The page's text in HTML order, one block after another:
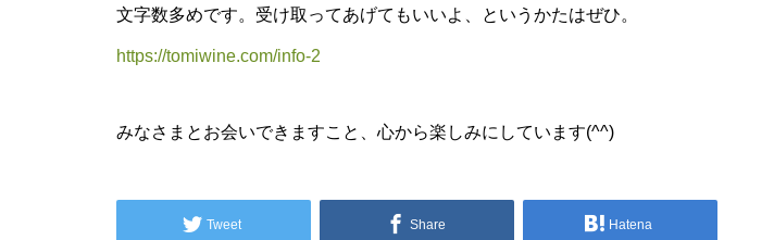
文字数多めです。受け取ってあげてもいいよ、というかたはぜひ。
https://tomiwine.com/info-2
みなさまとお会いできますこと、心から楽しみにしています(^^)
Tweet Share Hatena